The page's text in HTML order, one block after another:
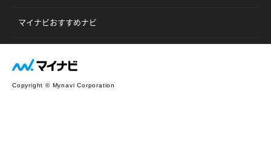
マイナビおすすめナビ
Copyright © Mynavi Corporation